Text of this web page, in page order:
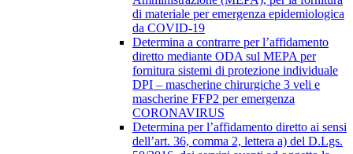
di materiale per emergenza epidemiologica
da COVID-19
Determina a contrarre per l’affidamento
diretto mediante ODA sul MEPA per
fornitura sistemi di protezione individuale
DPI – mascherine chirurgiche 3 veli e
mascherine FFP2 per emergenza
CORONAVIRUS
Determina per l’affidamento diretto ai sensi
dell’art. 36, comma 2, lettera a) del D.Lgs.